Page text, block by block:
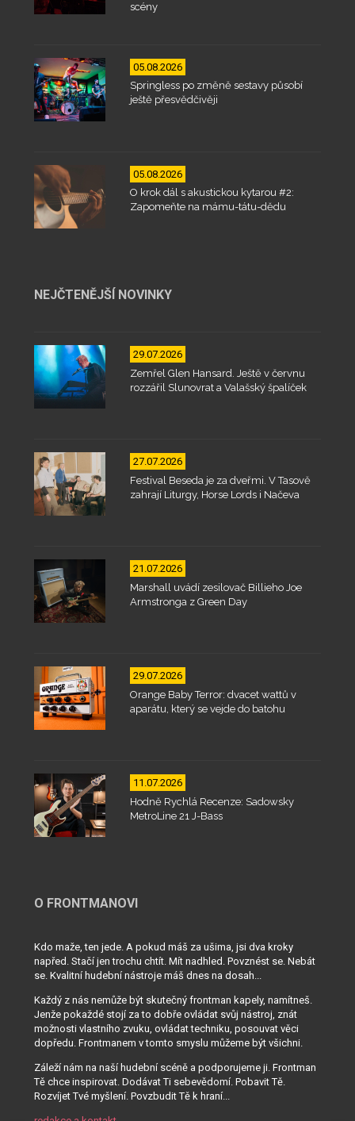
scény
05.08.2026
Springless po změně sestavy působí
ještě přesvědčivěji
05.08.2026
O krok dál s akustickou kytarou #2:
Zapomeňte na mámu-tátu-dědu
NEJČTENĚJŠÍ NOVINKY
29.07.2026
Zemřel Glen Hansard. Ještě v červnu
rozzářil Slunovrat a Valašský špalíček
27.07.2026
Festival Beseda je za dveřmi. V Tasově
zahrají Liturgy, Horse Lords i Načeva
21.07.2026
Marshall uvádí zesilovač Billieho Joe
Armstronga z Green Day
29.07.2026
Orange Baby Terror: dvacet wattů v
aparátu, který se vejde do batohu
11.07.2026
Hodně Rychlá Recenze: Sadowsky
MetroLine 21 J-Bass
O FRONTMANOVI
Kdo maže, ten jede. A pokud máš za ušima, jsi dva kroky
napřed. Stačí jen trochu chtít. Mít nadhled. Povznést se. Nebát
se. Kvalitní hudební nástroje máš dnes na dosah...
Každý z nás nemůže být skutečný frontman kapely, namítneš.
Jenže pokaždé stojí za to dobře ovládat svůj nástroj, znát
možnosti vlastního zvuku, ovládat techniku, posouvat věci
dopředu. Frontmanem v tomto smyslu můžeme být všichni.
Záleží nám na naší hudební scéně a podporujeme ji. Frontman
Tě chce inspirovat. Dodávat Ti sebevědomí. Pobavit Tě.
Rozvíjet Tvé myšlení. Povzbudit Tě k hraní...